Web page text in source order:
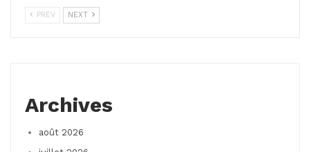
PREV NEXT
Archives
août 2026